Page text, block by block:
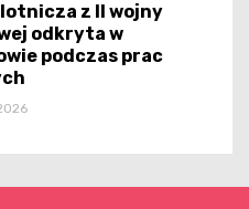
lotnicza z II wojny
odkryta w
podczas prac